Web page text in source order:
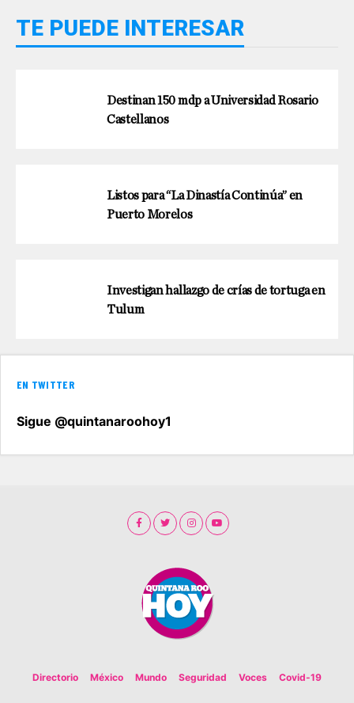
TE PUEDE INTERESAR
Destinan 150 mdp a Universidad Rosario
Castellanos
Listos para “La Dinastía Continúa” en
Puerto Morelos
Investigan hallazgo de crías de tortuga en
Tulum
EN TWITTER
Sigue @quintanaroohoy1
Directorio México Mundo Seguridad Voces Covid-19